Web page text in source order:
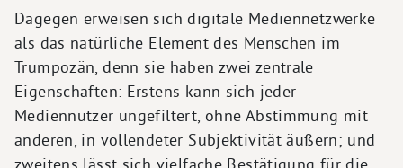
Dagegen erweisen sich digitale Mediennetzwerke
als das natürliche Element des Menschen im
Trumpozän, denn sie haben zwei zentrale
Eigenschaften: Erstens kann sich jeder
Mediennutzer ungefiltert, ohne Abstimmung mit
anderen, in vollendeter Subjektivität äußern; und